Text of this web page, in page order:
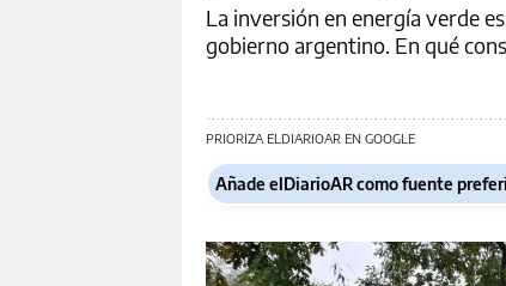
La inversión en energía verde
gobierno argentino. En qué
PRIORIZA ELDIARIOAR EN GOOGLE
Añade elDiarioAR como fuente